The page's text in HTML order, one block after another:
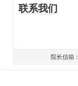
联系我们
院长信箱：